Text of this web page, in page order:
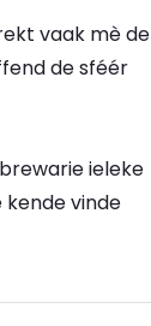
vaak mè de
de sféér
ieleke
kende vinde